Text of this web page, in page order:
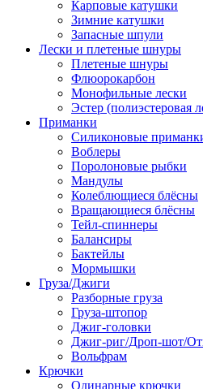
Карповые катушки
Зимние катушки
Запасные шпули
Лески и плетеные шнуры
Плетеные шнуры
Флюорокарбон
Монофильные лески
Эстер (полиэстеровая
Приманки
Силиконовые
Воблеры
Поролоновые рыбки
Мандулы
Колеблющиеся блёсны
Вращающиеся блёсны
Тейл-спиннеры
Балансиры
Бактейлы
Мормышки
Груза/Джиги
Разборные груза
Груза-штопор
Джиг-головки
Джиг-риг/Дроп-шот/
Вольфрам
Крючки
Одинарные крючки